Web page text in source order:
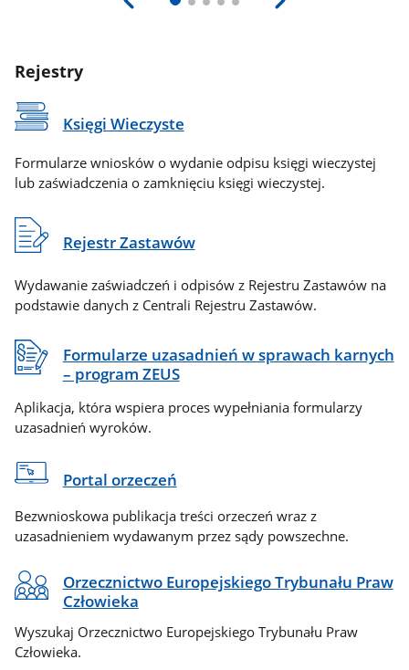
Rejestry
Księgi Wieczyste
Formularze wniosków o wydanie odpisu księgi wieczystej
lub zaświadczenia o zamknięciu księgi wieczystej.
Rejestr Zastawów
Wydawanie zaświadczeń i odpisów z Rejestru Zastawów na
podstawie danych z Centrali Rejestru Zastawów.
Formularze uzasadnień w sprawach karnych
– program ZEUS
Aplikacja, która wspiera proces wypełniania formularzy
uzasadnień wyroków.
Portal orzeczeń
Bezwnioskowa publikacja treści orzeczeń wraz z
uzasadnieniem wydawanym przez sądy powszechne.
Orzecznictwo Europejskiego Trybunału Praw
Człowieka
Wyszukaj Orzecznictwo Europejskiego Trybunału Praw
Człowieka.